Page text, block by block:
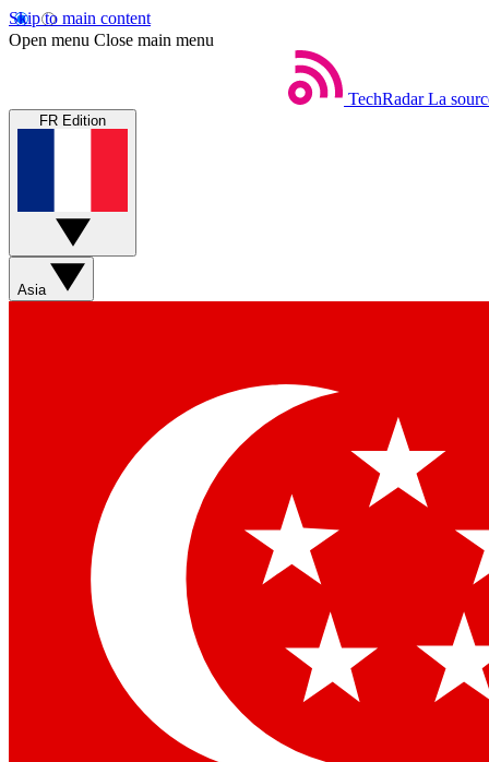
Skip to main content
Open menu Close main menu
TechRadar La
FR Edition
Asia